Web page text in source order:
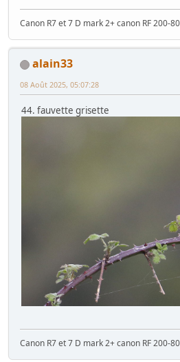
Canon R7 et 7 D mark 2+ canon RF 200-
alain33
08 Août 2025, 05:07:28
44. fauvette grisette
Canon R7 et 7 D mark 2+ canon RF 200-